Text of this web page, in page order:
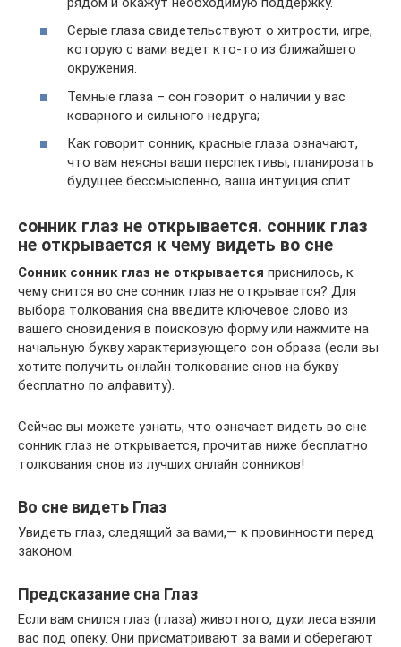
Серые глаза свидетельствуют о хитрости, игре,
которую с вами ведет кто-то из ближайшего
окружения.
Темные глаза – сон говорит о наличии у вас
коварного и сильного недруга;
Как говорит сонник, красные глаза означают,
что вам неясны ваши перспективы, планировать
будущее бессмысленно, ваша интуиция спит.
сонник глаз не открывается. сонник глаз
не открывается к чему видеть во сне
Сонник сонник глаз не открывается приснилось, к
чему снится во сне сонник глаз не открывается? Для
выбора толкования сна введите ключевое слово из
вашего сновидения в поисковую форму или нажмите на
начальную букву характеризующего сон образа (если вы
хотите получить онлайн толкование снов на букву
бесплатно по алфавиту).
Сейчас вы можете узнать, что означает видеть во сне
сонник глаз не открывается, прочитав ниже бесплатно
толкования снов из лучших онлайн сонников!
Во сне видеть Глаз
Увидеть глаз, следящий за вами,— к провинности перед
законом.
Предсказание сна Глаз
Если вам снился глаз (глаза) животного, духи леса взяли
вас под опеку. Они присматривают за вами и оберегают